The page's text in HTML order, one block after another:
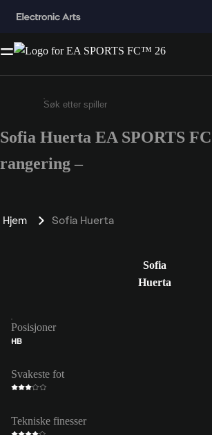
Enter a minimum of 3 characters
Sofia Huerta EA SPORTS
rangering –
Hjem Sofia Huerta
Sofia
Huerta
Posisjoner
HB
Svakeste fot
Tekniske finesser